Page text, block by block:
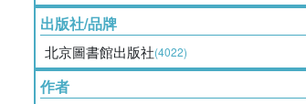
出版社/品牌
北京圖書館出版社(4022)
作者